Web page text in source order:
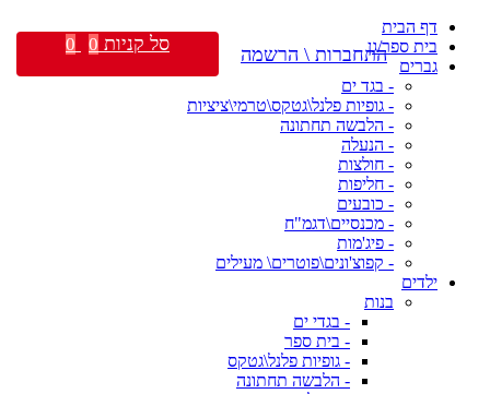
דף הבית
בית ספר/גן
גברים
- בגד ים
- גופיות פלנל\גטקס\טרמי\ציציות
- הלבשה תחתונה
- הנעלה
- חולצות
- חליפות
- כובעים
- מכנסיים\דגמ"ח
- פיג'מות
- קפוצ'ונים\פוטרים\ מעילים
ילדים
בנות
- בגדי ים
- בית ספר
- גופיות פלנל\גטקס
- הלבשה תחתונה
התחברות \ הרשמה סל קניות 0
0